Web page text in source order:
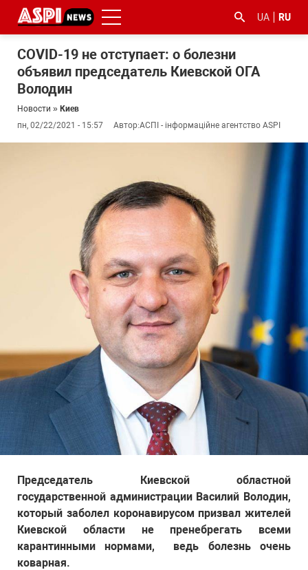
UA RU
COVID-19 не отступает: о болезни
объявил председатель Киевской ОГА
Володин
Новости » Киев
пн, 02/22/2021 - 15:57
Автор:АСПІ - інформаційне агентство ASPI
Председатель Киевской областной
государственной администрации Василий Володин,
который заболел коронавирусом призвал жителей
Киевской области не пренебрегать всеми
карантинными нормами, ведь болезнь очень
коварная.